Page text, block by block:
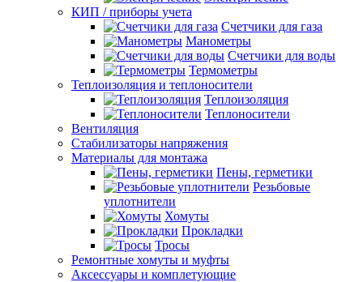
КИП / приборы учета
Счетчики для газа
Манометры
Счетчики для воды
Термометры
Теплоизоляция и теплоносители
Теплоизоляция
Теплоносители
Вентиляция
Стабилизаторы напряжения
Материалы для монтажа
Пены, герметики
Резьбовые
уплотнители
Хомуты
Прокладки
Тросы
Ремонтные хомуты и муфты
Аксессуары и комплетующие